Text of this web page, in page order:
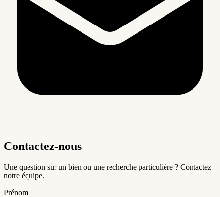
Contactez-nous
Une question sur un bien ou une recherche particulière ? Contactez
notre équipe.
Prénom